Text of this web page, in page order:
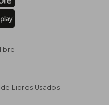
Libros Usados